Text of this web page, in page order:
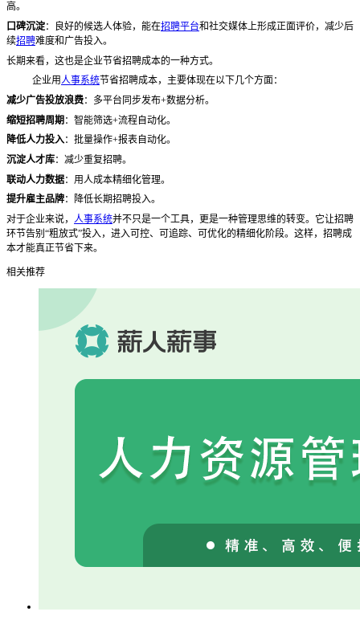
高。
口碑沉淀：良好的候选人体验，能在招聘平台和社交媒体上形成正面评价，减少后
续招聘难度和广告投入。
长期来看，这也是企业节省招聘成本的一种方式。
企业用人事系统节省招聘成本，主要体现在以下几个方面：
减少广告投放浪费：多平台同步发布+数据分析。
缩短招聘周期 ：智能筛选+流程自动化。
降低人力投入：批量操作+报表自动化。
沉淀人才库：减少重复招聘。
联动人力数据：用人成本精细化管理。
提升雇主品牌：降低长期招聘投入。
对于企业来说， 人事系统并不只是一个工具，更是一种管理思维的转变。它让招聘
环节告别 “粗放式”投入，进入可控、可追踪、可优化的精细化阶段。这样，招聘成
本才能真正节省下来。
相关推荐